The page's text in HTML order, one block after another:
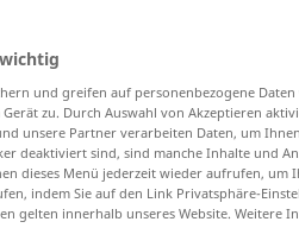
bedauern, bereuen
und greifen auf personenbezogene
zu. Durch Auswahl von Akzeptieren
unsere Partner verarbeiten Daten, um
deaktiviert sind, sind manche Inhalte und
dieses Menü jederzeit wieder aufrufen, um
indem Sie auf den Link Privatsphäre-
gelten innerhalb unseres Website. Weitere